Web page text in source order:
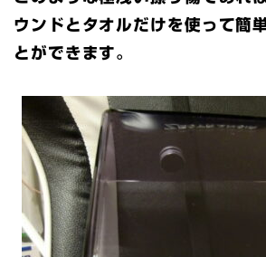
ウンドとタオルだけを使って簡
とができます。